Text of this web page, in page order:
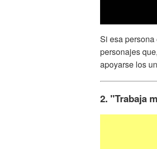
Si esa
personajes
apoyarse los
2. "Trabaja